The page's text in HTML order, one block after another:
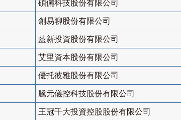
碩儷科技股份有限公司
創易聊股份有限公司
藍新投資股份有限公司
艾里資本股份有限公司
優托彼雅股份有限公司
騰元儀控科技股份有限公司
王冠千大投資控股股份有限公司